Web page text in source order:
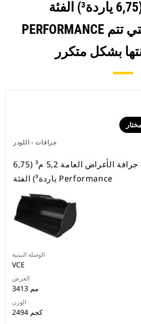
5,2 م³ (6,75 ياردة³) الفئة
PERFORMANCE بالمنتجات التي تتم
جرافات - اللودر
مختار
جرافة الأغراض العامة 5,2 م³ (6,75
ياردة³) الفئة Performance
الوصلة البينية
VCE
العرض
3413 مم
الوزن
2494 كجم